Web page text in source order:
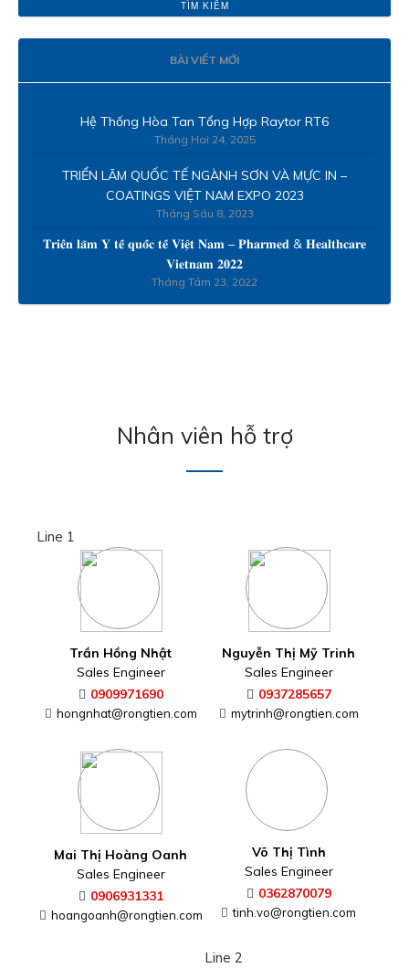
BÀI VIẾT MỚI
Hệ Thống Hòa Tan Tổng Hợp Raytor RT6
Tháng Hai 24, 2025
TRIỂN LÃM QUỐC TẾ NGÀNH SƠN VÀ MỰC IN –
COATINGS VIỆT NAM EXPO 2023
Tháng Sáu 8, 2023
𝐓𝐫𝐢𝐞̂̉𝐧 𝐥𝐚̃𝐦 𝐘 𝐭𝐞̂́ 𝐪𝐮𝐨̂́𝐜 𝐭𝐞̂́ 𝐕𝐢𝐞̣̂𝐭 𝐍𝐚𝐦 – 𝐏𝐡𝐚𝐫𝐦𝐞𝐝 & 𝐇𝐞𝐚𝐥𝐭𝐡𝐜𝐚𝐫𝐞
𝐕𝐢𝐞𝐭𝐧𝐚𝐦 𝟐𝟎𝟐𝟐
Tháng Tám 23, 2022
Nhân viên hỗ trợ
Line 1
Trần Hồng Nhật
Sales Engineer
0909971690
hongnhat@rongtien.com
Nguyễn Thị Mỹ Trinh
Sales Engineer
0937285657
mytrinh@rongtien.com
Mai Thị Hoàng Oanh
Sales Engineer
0906931331
hoangoanh@rongtien.com
Võ Thị Tình
Sales Engineer
0362870079
tinh.vo@rongtien.com
Line 2